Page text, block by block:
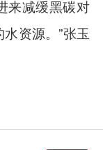
来减缓黑碳对
资源。”张玉